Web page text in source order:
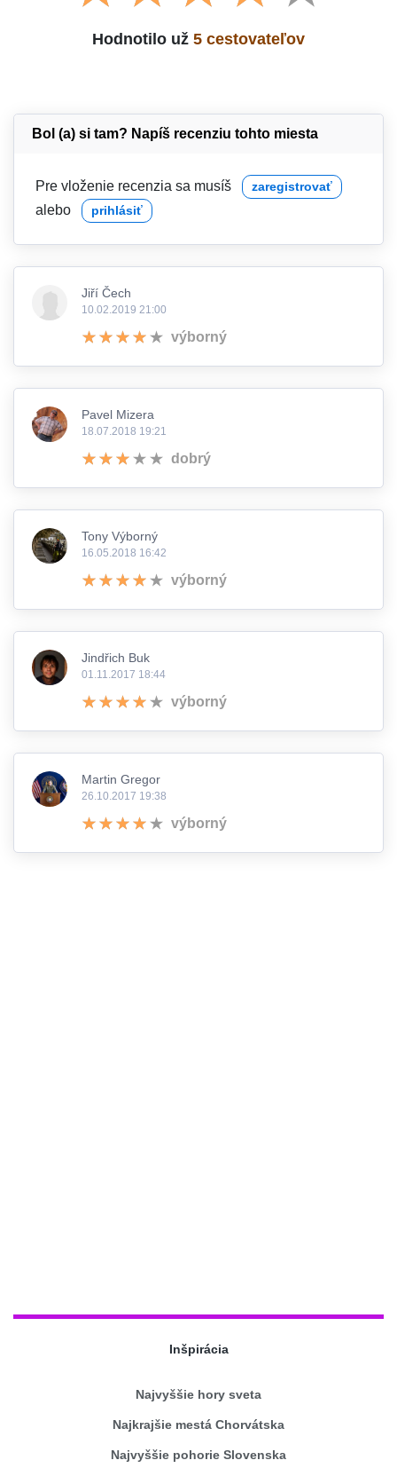
Hodnotilo už 5 cestovateľov
Bol (a) si tam? Napíš recenziu tohto miesta
Pre vloženie recenzia sa musíš zaregistrovať
alebo prihlásiť
Jiří Čech
10.02.2019 21:00
výborný
Pavel Mizera
18.07.2018 19:21
dobrý
Tony Výborný
16.05.2018 16:42
výborný
Jindřich Buk
01.11.2017 18:44
výborný
Martin Gregor
26.10.2017 19:38
výborný
Inšpirácia
Najvyššie hory sveta
Najkrajšie mestá Chorvátska
Najvyššie pohorie Slovenska